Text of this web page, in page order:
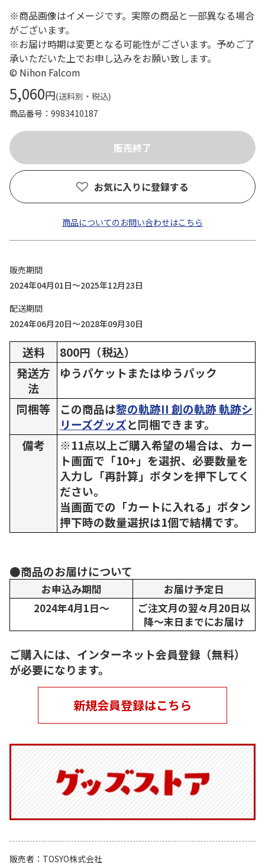
※商品画像はイメージです。実際の商品と一部異なる場合
がございます。
※お届け時期は変更となる可能性がございます。予めご了
承いただいた上でお申し込みをお願い致します。
© Nihon Falcom
5,060円(送料別・税込)
商品番号
9983410187
お気に入りに登録する
商品についてのお問い合わせはこちら
販売期間
2024年04月01日～2025年12月23日
配送期間
2024年06月20日～2028年09月30日
送料
800円（税込）
発送方
法
ゆうパケットまたはゆうパック
同梱等 この商品は黎の軌跡II 創の軌跡 軌跡シ
リーズグッズと同梱できます。
備考
※11点以上ご購入希望の場合は、カー
ト画面で「10+」を選択、必要数量を
入力し「再計算」ボタンを押下してく
ださい。
当画面での「カートに入れる」ボタン
押下時の数量選択は1個で結構です。
●商品のお届けについて
お申込み期間
お届け予定日
2024年4月1日～
ご注文月の翌々月20日以
降～末日までにお届け
ご購入には、インターネット会員登録（無料）
が必要になります。
新規会員登録はこちら
販売者
TOSYO株式会社